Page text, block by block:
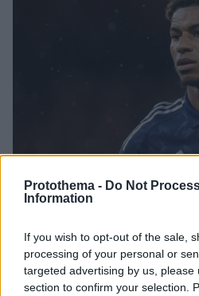
Protothema - Do Not
Information
If you wish to opt-out of the sale,
processing of your personal or
targeted advertising by us, please
section to confirm your selection.